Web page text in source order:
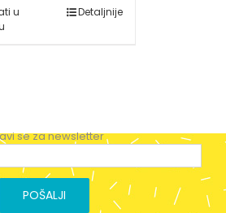
u
Detaljnije
se za newsletter